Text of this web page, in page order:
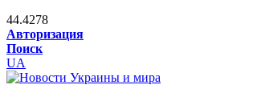
44.4278
Авторизация
Поиск
UA